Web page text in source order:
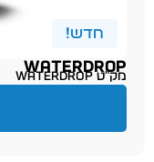
חדש!
WATERDROP
מק״ט waterdrop